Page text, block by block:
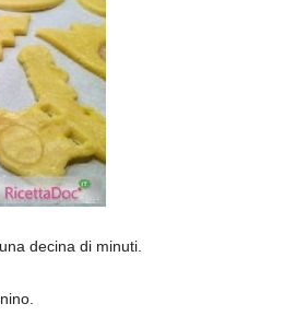
decina di minuti.